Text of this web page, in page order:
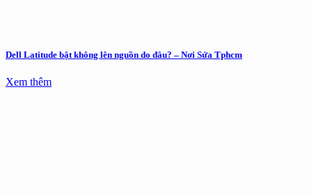
Dell Latitude bật không lên nguồn do đâu? – Nơi Sửa Tphcm
Xem thêm